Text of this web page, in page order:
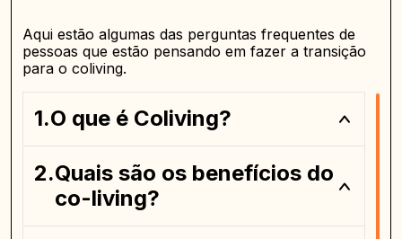
Aqui estão algumas das perguntas frequentes de
pessoas que estão pensando em fazer a transição
para o coliving.
O que é Coliving?
Quais são os benefícios do
co-living?